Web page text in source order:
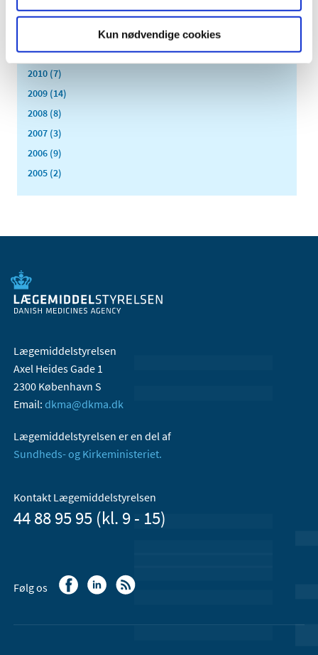
Kun nødvendige cookies
2013 (49)
2011 (13)
2010 (7)
2009 (14)
2008 (8)
2007 (3)
2006 (9)
2005 (2)
Lægemiddelstyrelsen
Axel Heides Gade 1
2300 København S
Email: dkma@dkma.dk
Lægemiddelstyrelsen er en del af
Sundheds- og Kirkeministeriet.
Kontakt Lægemiddelstyrelsen
44 88 95 95 (kl. 9 - 15)
Følg os